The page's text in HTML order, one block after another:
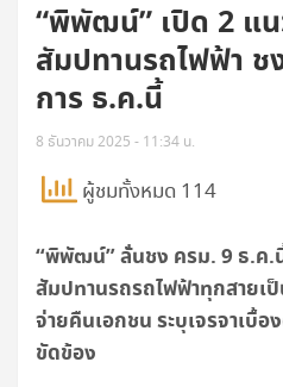
“พิพัฒน์” เปิด 2 แ
สัมปทานรถไฟฟ้า ช
การ ธ.ค.นี้
8 ธันวาคม 2025 - 11:34 น.
ผู้ชมทั้งหมด 114
“พิพัฒน์” ลั่นชง ครม. 9 ธ.ค.
สัมปทานรถรถไฟฟ้าทุกสายเ
จ่ายคืนเอกชน ระบุเจรจาเบื้อ
ขัดข้อง